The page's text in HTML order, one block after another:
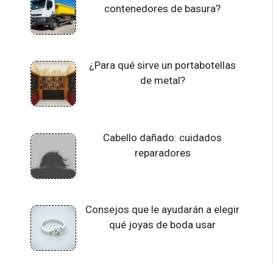
contenedores de basura?
¿Para qué sirve un portabotellas
de metal?
Cabello dañado: cuidados
reparadores
Consejos que le ayudarán a elegir
qué joyas de boda usar